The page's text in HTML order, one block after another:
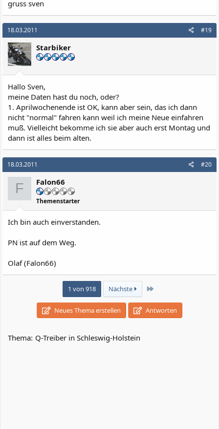
gruss sven
18.03.2011 #19
Starbiker
Hallo Sven,
meine Daten hast du noch, oder?
1. Aprilwochenende ist OK, kann aber sein, das ich dann
nicht "normal" fahren kann weil ich meine Neue einfahren
muß. Vielleicht bekomme ich sie aber auch erst Montag und
dann ist alles beim alten.
18.03.2011 #20
F Falon66
Themenstarter
Ich bin auch einverstanden.
PN ist auf dem Weg.
Olaf (Falon66)
1 von 918 Nächste Letzte
Neues Thema erstellen Antworten
Thema: Q-Treiber in Schleswig-Holstein